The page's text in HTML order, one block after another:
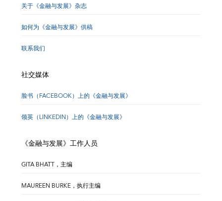
关于《金融与发展》杂志
如何为《金融与发展》供稿
联系我们
社交媒体
脸书（FACEBOOK）上的《金融与发展》
领英（LINKEDIN）上的《金融与发展》
《金融与发展》工作人员
GITA BHATT，主编
MAUREEN BURKE，执行主编